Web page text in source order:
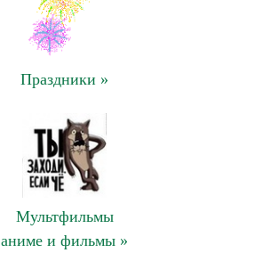
Праздники »
Мультфильмы
аниме и фильмы »